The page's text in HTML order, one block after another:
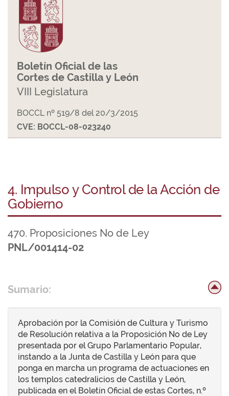
Boletín Oficial de las
Cortes de Castilla y León
VIII Legislatura
BOCCL nº 519/8 del 20/3/2015
CVE: BOCCL-08-023240
4. Impulso y Control de la Acción de
Gobierno
470. Proposiciones No de Ley
PNL/001414-02
Sumario:
Aprobación por la Comisión de Cultura y Turismo
de Resolución relativa a la Proposición No de Ley
presentada por el Grupo Parlamentario Popular,
instando a la Junta de Castilla y León para que
ponga en marcha un programa de actuaciones en
los templos catedralicios de Castilla y León,
publicada en el Boletín Oficial de estas Cortes, n.º